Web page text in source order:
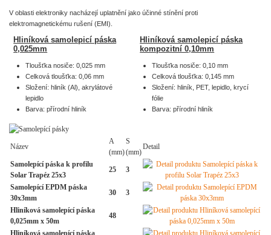
V oblasti elektroniky nacházejí uplatnění jako účinné stínění proti
elektromagnetickému rušení (EMI).
Hliníková samolepicí páska
0,025mm
Tloušťka nosiče: 0,025 mm
Celková tloušťka: 0,06 mm
Složení: hliník (Al), akrylátové
lepidlo
Barva: přírodní hliník
Hliníková samolepicí páska
kompozitní 0,10mm
Tloušťka nosiče: 0,10 mm
Celková tloušťka: 0,145 mm
Složení: hliník, PET, lepidlo, krycí
fólie
Barva: přírodní hliník
Název
A
(mm)
S
(mm)
Detail
Samolepící páska k profilu
Solar Trapéz 25x3
25 3
Samolepící EPDM páska
30x3mm
30 3
Hliníková samolepící páska
0,025mm x 50m
48
Hliníková samolepící páska